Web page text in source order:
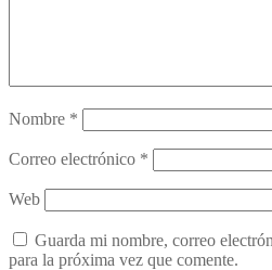
Nombre *
Correo electrónico *
Web
Guarda mi nombre, correo
para la próxima vez que comente.